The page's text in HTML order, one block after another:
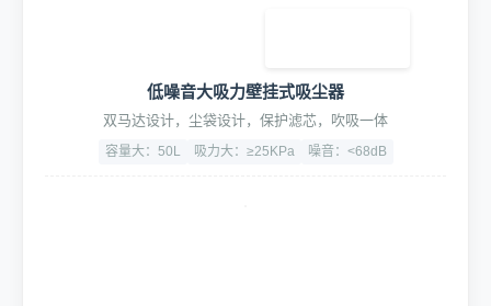
低噪音大吸力壁挂式吸尘器
双马达设计，尘袋设计，保护滤芯，吹吸一体
容量大：50L 吸力大：≥25KPa 噪音：<68dB